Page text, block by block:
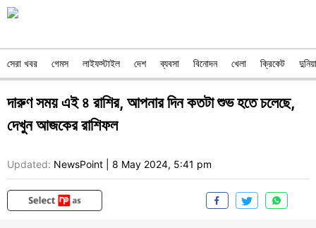
সেরা খবর গেমস লাইফস্টাইল দেশ ব্যবসা বিনোদন খেলা ক্রিকেট দুনিয়া
দারুণ সময় এই ৪ রাশির, আপনার দিন কতটা শুভ হতে চলেছে,
দেখুন আজকের রাশিফল
Updated: NewsPoint 8 May 2024, 5:41 pm